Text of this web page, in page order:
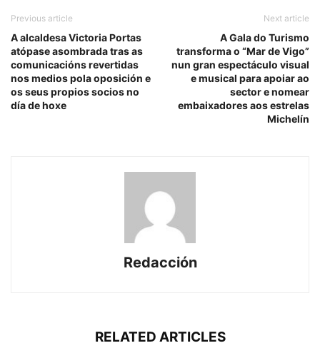
Previous article
A alcaldesa Victoria Portas
atópase asombrada tras as
comunicacións revertidas
nos medios pola oposición e
os seus propios socios no
día de hoxe
Next article
A Gala do Turismo
transforma o “Mar de Vigo”
nun gran espectáculo visual
e musical para apoiar ao
sector e nomear
embaixadores aos estrelas
Michelín
Redacción
RELATED ARTICLES